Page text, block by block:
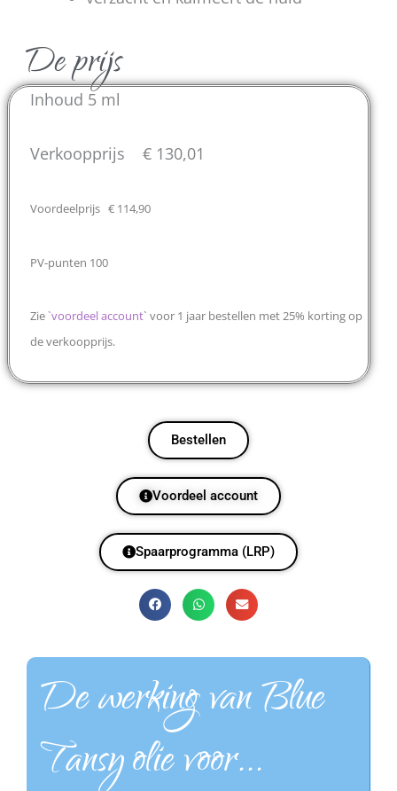
De prijs
Inhoud 5 ml
Verkoopprijs € 130,01
Voordeelprijs € 114,90
PV-punten 100
Zie`voordeel account` voor 1 jaar bestellen met 25% korting op
de verkoopprijs.
Bestellen
Voordeel account
Spaarprogramma (LRP)
De werking van Blue
Tansy olie voor...